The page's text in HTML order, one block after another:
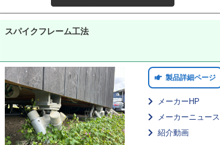
スパイクフレーム工法
製品詳細ページ
メーカーHP
メーカーニュース
紹介動画